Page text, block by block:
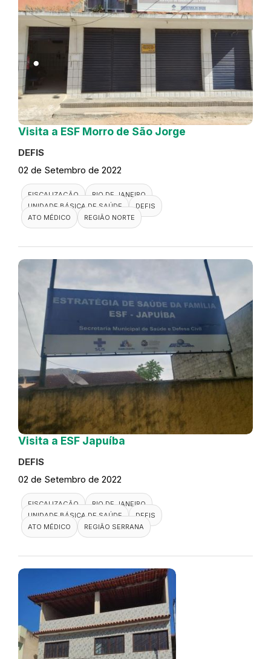
Visita a ESF Morro de São Jorge
DEFIS
02 de Setembro de 2022
FISCALIZAÇÃO
RIO DE JANEIRO
UNIDADE BÁSICA DE SAÚDE
DEFIS
ATO MÉDICO
REGIÃO NORTE
Visita a ESF Japuíba
DEFIS
02 de Setembro de 2022
FISCALIZAÇÃO
RIO DE JANEIRO
UNIDADE BÁSICA DE SAÚDE
DEFIS
ATO MÉDICO
REGIÃO SERRANA